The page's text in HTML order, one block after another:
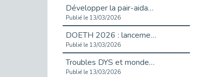
Développer la pair-aidance en santé mentale : guide pour les employeurs
Publié le 13/03/2026
DOETH 2026 : lancement de la campagne pour les employeurs publics
Publié le 13/03/2026
Troubles DYS et monde du travail : mieux comprendre pour mieux accompagner _ vidéo
Publié le 13/03/2026